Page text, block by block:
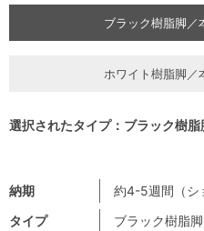
納期
約4-5週間（シ
タイプ
ブラック樹脂
ブラック樹脂脚／
ホワイト樹脂脚／
選択されたタイプ：ブラック樹